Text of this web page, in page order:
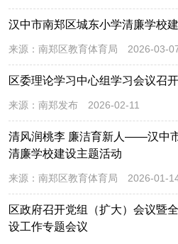
汉中市南郑区城东小学清廉学校
来源： 南郑区教育体育局 2026-03-
区委理论学习中心组学习会议召开
来源： 南郑发布 2026-02-11
清风润桃李 廉洁育新人——汉中
清廉学校建设主题活动
来源： 南郑区教育体育局 2026-01-
区政府召开党组（扩大）会议暨
设工作专题会议